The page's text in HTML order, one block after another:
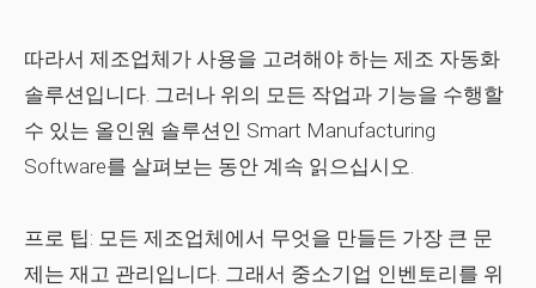
따라서 제조업체가 사용을 고려해야 하는 제조 자동화
솔루션입니다. 그러나 위의 모든 작업과 기능을 수행할
수 있는 올인원 솔루션인 Smart Manufacturing
Software를 살펴보는 동안 계속 읽으십시오.
프로 팁: 모든 제조업체에서 무엇을 만들든 가장 큰 문
제는 재고 관리입니다. 그래서 중소기업 인벤토리를 위